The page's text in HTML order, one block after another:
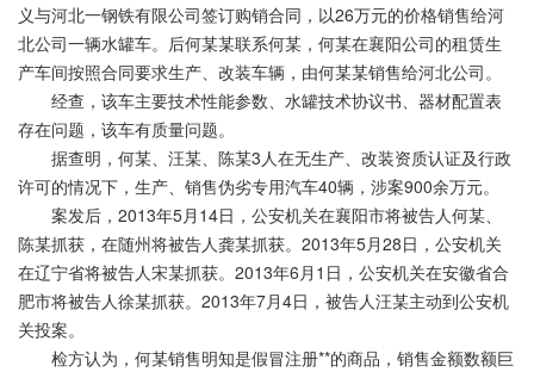
义与河北一钢铁有限公司签订购销合同，以26万元的价格销售给河
北公司一辆水罐车。后何某某联系何某，何某在襄阳公司的租赁生
产车间按照合同要求生产、改装车辆，由何某某销售给河北公司。
经查，该车主要技术性能参数、水罐技术协议书、器材配置表
存在问题，该车有质量问题。
据查明，何某、汪某、陈某3人在无生产、改装资质认证及行政
许可的情况下，生产、销售伪劣专用汽车40辆，涉案900余万元。
案发后，2013年5月14日，公安机关在襄阳市将被告人何某、
陈某抓获，在随州将被告人龚某抓获。2013年5月28日，公安机关
在辽宁省将被告人宋某抓获。2013年6月1日，公安机关在安徽省合
肥市将被告人徐某抓获。2013年7月4日，被告人汪某主动到公安机
关投案。
检方认为，何某销售明知是假冒注册**的商品，销售金额数额巨